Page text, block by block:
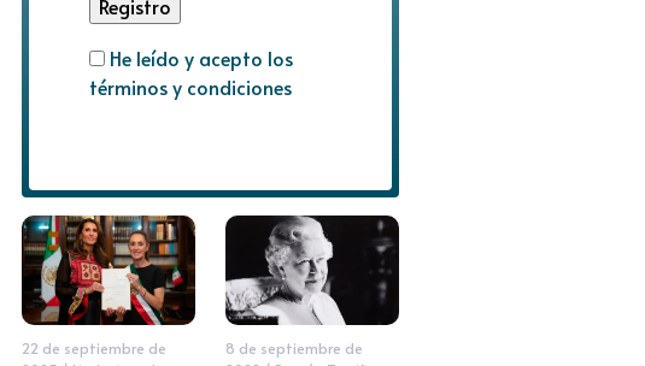
He leído y acepto los
términos y condiciones
22 de septiembre de
8 de septiembre de